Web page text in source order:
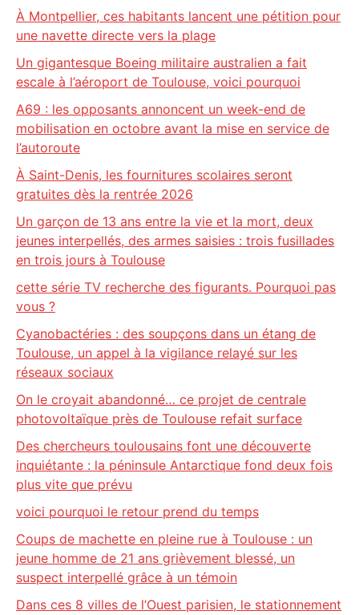
À Montpellier, ces habitants lancent une pétition pour
une navette directe vers la plage
Un gigantesque Boeing militaire australien a fait
escale à l’aéroport de Toulouse, voici pourquoi
A69 : les opposants annoncent un week-end de
mobilisation en octobre avant la mise en service de
l’autoroute
À Saint-Denis, les fournitures scolaires seront
gratuites dès la rentrée 2026
Un garçon de 13 ans entre la vie et la mort, deux
jeunes interpellés, des armes saisies : trois fusillades
en trois jours à Toulouse
cette série TV recherche des figurants. Pourquoi pas
vous ?
Cyanobactéries : des soupçons dans un étang de
Toulouse, un appel à la vigilance relayé sur les
réseaux sociaux
On le croyait abandonné… ce projet de centrale
photovoltaïque près de Toulouse refait surface
Des chercheurs toulousains font une découverte
inquiétante : la péninsule Antarctique fond deux fois
plus vite que prévu
voici pourquoi le retour prend du temps
Coups de machette en pleine rue à Toulouse : un
jeune homme de 21 ans grièvement blessé, un
suspect interpellé grâce à un témoin
Dans ces 8 villes de l’Ouest parisien, le stationnement